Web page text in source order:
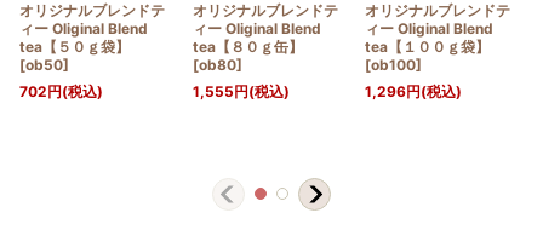
オリジナルブレンドテ
ィー Oliginal Blend
tea【５０ｇ袋】
[ob50]
702円(税込)
オリジナルブレンドテ
ィー Oliginal Blend
tea【８０ｇ缶】
[ob80]
1,555円(税込)
オリジナルブレンドテ
ィー Oliginal Blend
tea【１００ｇ袋】
[ob100]
1,296円(税込)